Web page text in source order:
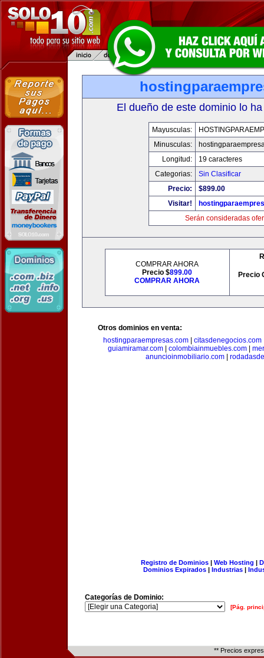
El dueño de este dominio lo
Mayusculas:
Minusculas:
Longitud:
19 caracteres
Categorias:
Sin Clasificar
Precio:
$899.00
Visitar!
Serán consideradas
COMPRAR AHORA
Precio $899.00
COMPRAR AHORA
Precio
Otros dominios en venta:
hostingparaempresas.com| citasdenegocios.com
guiamiramar.com| colombiainmuebles.com|
anuncioinmobiliario.com
Registro de Dominios| Web Hosting |
Dominios Expirados | Industrias |
Categorías de Dominio:
[Pág.
** Precios